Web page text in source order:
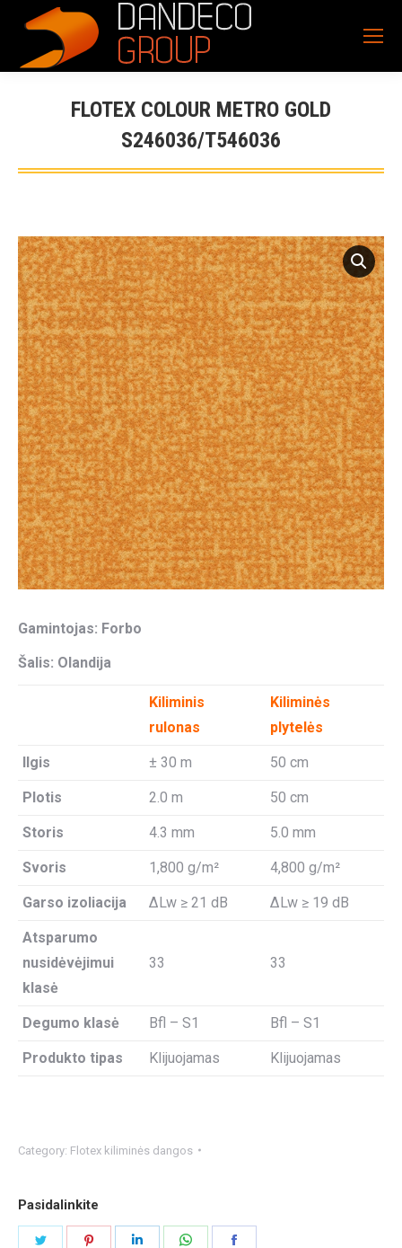
FLOTEX COLOUR METRO GOLD
S246036/T546036
Gamintojas: Forbo
Šalis: Olandija
Kiliminis
rulonas
Kiliminės
plytelės
Ilgis ± 30 m 50 cm
Plotis 2.0 m 50 cm
Storis 4.3 mm 5.0 mm
Svoris 1,800 g/m² 4,800 g/m²
Garso izoliacija ΔLw ≥ 21 dB ΔLw ≥ 19 dB
Atsparumo
nusidėvėjimui
klasė
33 33
Degumo klasė Bfl – S1 Bfl – S1
Produkto tipas Klijuojamas Klijuojamas
Category: Flotex kiliminės dangos
Pasidalinkite